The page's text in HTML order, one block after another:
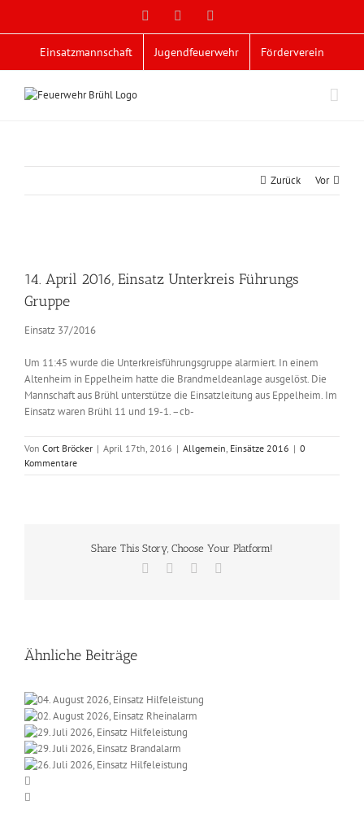
Facebook
Einsatzmannschaft Jugendfeuerwehr Förderverein
Zurück Vor
Bild
14. April 2016, Einsatz Unterkreis Führungs
Gruppe
Einsatz 37/2016
Um 11:45 wurde die Unterkreisführungsgruppe alarmiert. In einem
Altenheim in Eppelheim hatte die Brandmeldeanlage ausgelöst. Die
Mannschaft aus Brühl unterstütze die Einsatzleitung aus Eppelheim. Im
Einsatz waren Brühl 11 und 19-1. –cb-
Von Cort Bröcker | April 17th, 2016 | Allgemein, Einsätze 2016 | 0
Kommentare
Share This Story, Choose Your Platform!
Facebook
Ähnliche Beiträge